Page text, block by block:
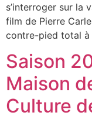
s’interroger sur la
film de Pierre
contre-pied total à
Saison
Maison
Culture